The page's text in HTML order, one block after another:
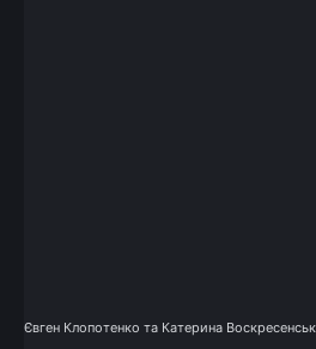
Євген Клопотенко та Катерина